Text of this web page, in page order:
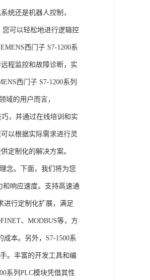
统还是机器人控制，
您可以轻松地进行逻辑控
西门子 S7-1200系
程监控和故障诊断，实
西门子 S7-1200系列
域的用户而言，
，并通过在线培训和实
以根据实际需求进行灵
定制化的解决方案。
念。下面，我们将为您
和响应速度。支持高速通
进行定制化扩展，满足
、MODBUS等，方
本。另外，S7-1500系
。丰富的开发工具和编
系列PLC模块凭借其性